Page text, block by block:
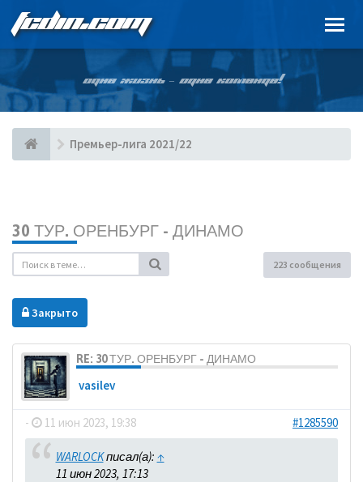
FCDIN.COM
ОДНА ЖИЗНЬ – ОДНА КОМАНДА!
Премьер-лига 2021/22
30 ТУР. ОРЕНБУРГ - ДИНАМО
223 сообщения
Закрыто
RE: 30 ТУР. ОРЕНБУРГ - ДИНАМО
vasilev
- 11 июн 2023, 19:38 #1285590
WARLOCKписал(а): ↑
11 июн 2023, 17:13